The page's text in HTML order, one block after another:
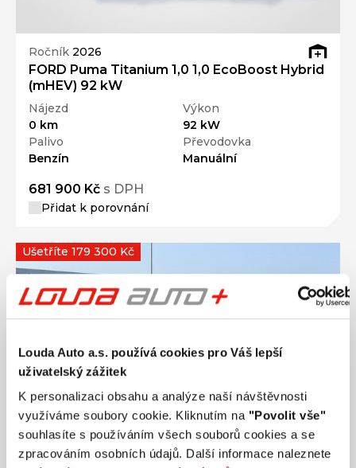
Louda Auto a.s. používá cookies pro Váš lepší
uživatelský zážitek
K personalizaci obsahu a analýze naší návštěvnosti
využíváme soubory cookie. Kliknutím na "Povolit vše"
souhlasíte s používáním všech souborů cookies a se
zpracováním osobních údajů. Další informace naleznete
Ročník 2026
FORD Puma Titanium 1,0 1,0 EcoBoost Hybrid
(mHEV) 92 kW
Nájezd
0 km
Výkon
92 kW
Palivo
Benzín
Převodovka
Manuální
681 900 Kč s DPH
Přidat k porovnání
Ušetříte 179 300 Kč